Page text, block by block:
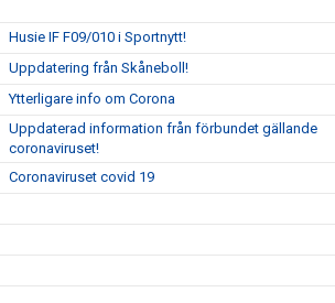
Husie IF F09/010 i Sportnytt!
Uppdatering från Skåneboll!
Ytterligare info om Corona
Uppdaterad information från förbundet gällande
coronaviruset!
Coronaviruset covid 19